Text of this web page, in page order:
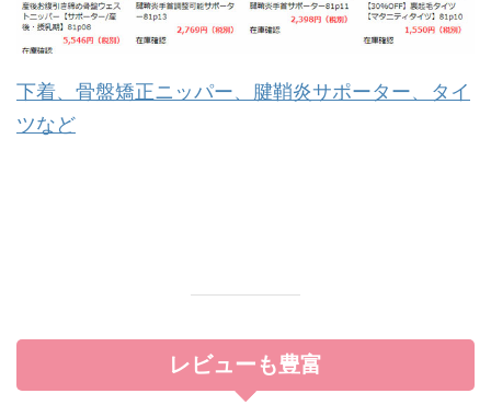
下着、骨盤矯正ニッパー、腱鞘炎サポーター、タイ
ツなど
レビューも豊富